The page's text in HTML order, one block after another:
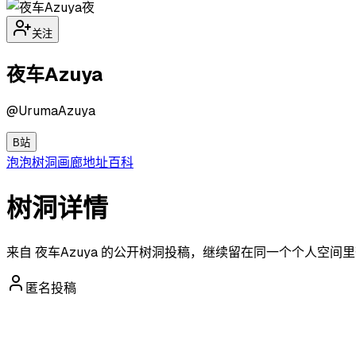
夜
关注
夜车Azuya
@UrumaAzuya
B站
泡泡树洞画廊地址百科
树洞详情
来自 夜车Azuya 的公开树洞投稿，继续留在同一个个人空间里
匿名投稿